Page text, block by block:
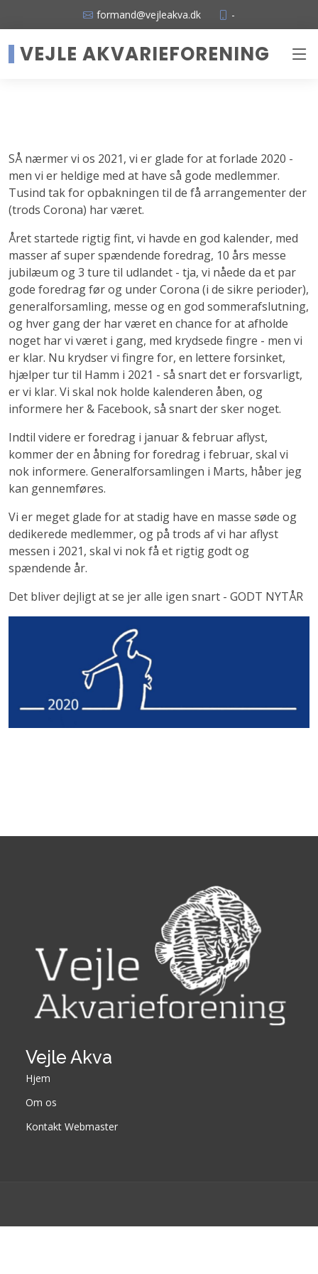
formand@vejleakva.dk -
VEJLE AKVARIEFORENING
SÅ nærmer vi os 2021, vi er glade for at forlade 2020 -
men vi er heldige med at have så gode medlemmer.
Tusind tak for opbakningen til de få arrangementer der
(trods Corona) har været.
Året startede rigtig fint, vi havde en god kalender, med
masser af super spændende foredrag, 10 års messe
jubilæum og 3 ture til udlandet - tja, vi nåede da et par
gode foredrag før og under Corona (i de sikre perioder),
generalforsamling, messe og en god sommerafslutning,
og hver gang der har været en chance for at afholde
noget har vi været i gang, med krydsede fingre - men vi
er klar. Nu krydser vi fingre for, en lettere forsinket,
hjælper tur til Hamm i 2021 - så snart det er forsvarligt,
er vi klar. Vi skal nok holde kalenderen åben, og
informere her & Facebook, så snart der sker noget.
Indtil videre er foredrag i januar & februar aflyst,
kommer der en åbning for foredrag i februar, skal vi
nok informere. Generalforsamlingen i Marts, håber jeg
kan gennemføres.
Vi er meget glade for at stadig have en masse søde og
dedikerede medlemmer, og på trods af vi har aflyst
messen i 2021, skal vi nok få et rigtig godt og
spændende år.
Det bliver dejligt at se jer alle igen snart - GODT NYTÅR
Vejle Akva
Hjem
Om os
Kontakt Webmaster